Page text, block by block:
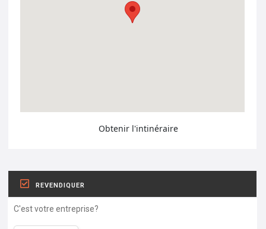
Obtenir l'intinéraire
REVENDIQUER
C'est votre entreprise?